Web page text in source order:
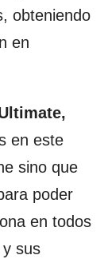
obteniendo
en
en este
sino que
poder
en todos
y sus